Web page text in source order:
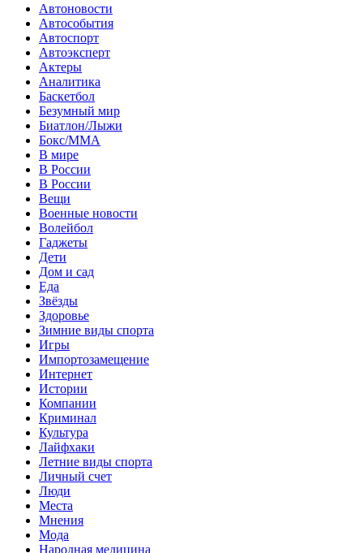
Автоновости
Автособытия
Автоспорт
Автоэксперт
Актеры
Аналитика
Баскетбол
Безумный мир
Биатлон/Лыжи
Бокс/MMA
В мире
В России
В России
Вещи
Военные новости
Волейбол
Гаджеты
Дети
Дом и сад
Еда
Звёзды
Здоровье
Зимние виды спорта
Игры
Импортозамещение
Интернет
Истории
Компании
Криминал
Культура
Лайфхаки
Летние виды спорта
Личный счет
Люди
Места
Мнения
Мода
Народная медицина